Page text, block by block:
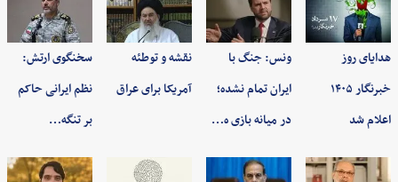
هدایای روز
خبرنگار ۱۴۰۵
اعلام شد
ونس: جنگ با
ایران تمام نشده؛
در میانه بازی ه…
نقشه و توطئه
آمریکا برای عراق
سخنگوی ارتش:
نظم ایرانی حاکم
بر تنگه…